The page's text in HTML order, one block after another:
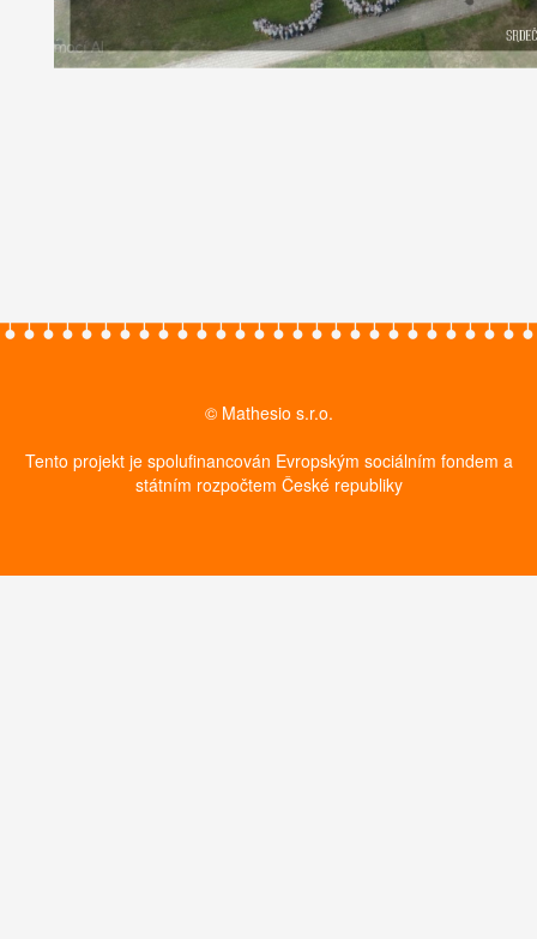
© Mathesio s.r.o.
Tento projekt je spolufinancován Evropským sociálním fondem a
státním rozpočtem České republiky